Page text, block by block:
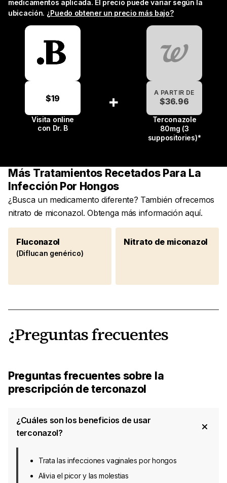
medicamentos aplicada. El precio puede variar según la
ubicación. ¿Puedo obtener un precio más bajo?
$19
Visita online
con Dr. B
+ A PARTIR DE
$36.96 $91.51
Terconazole
80mg (3
suppositories)*
Más Tratamientos Recetados Para La
Infección Por Hongos
¿Busca un medicamento diferente? También ofrecemos
nitrato de miconazol. Obtenga más información aquí.
Fluconazol
(Diflucan genérico)
Nitrato de miconazol
¿Preguntas frecuentes
Preguntas frecuentes sobre la
prescripción de terconazol
¿Cuáles son los beneficios de usar
terconazol?
Trata las infecciones vaginales por hongos
Alivia el picor y las molestias